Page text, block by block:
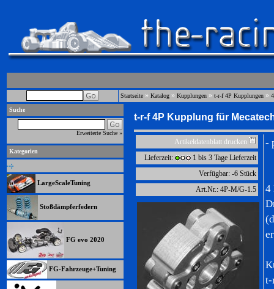
Startseite » Katalog » Kupplungen » t-r-f 4P Kupplungen »
Suche
Erweiterte Suche »
Kategorien
LargeScaleTuning
Stoßdämpferfedern
FG evo 2020
FG-Fahrzeuge+Tuning
t-r-f 4P Kupplung für
Artikeldatenblatt drucken
Lieferzeit:
1 bis 3 Tage Lieferzeit
Verfügbar: -6 Stück
Art.Nr.: 4P-M/G-1.5
-
4
t-